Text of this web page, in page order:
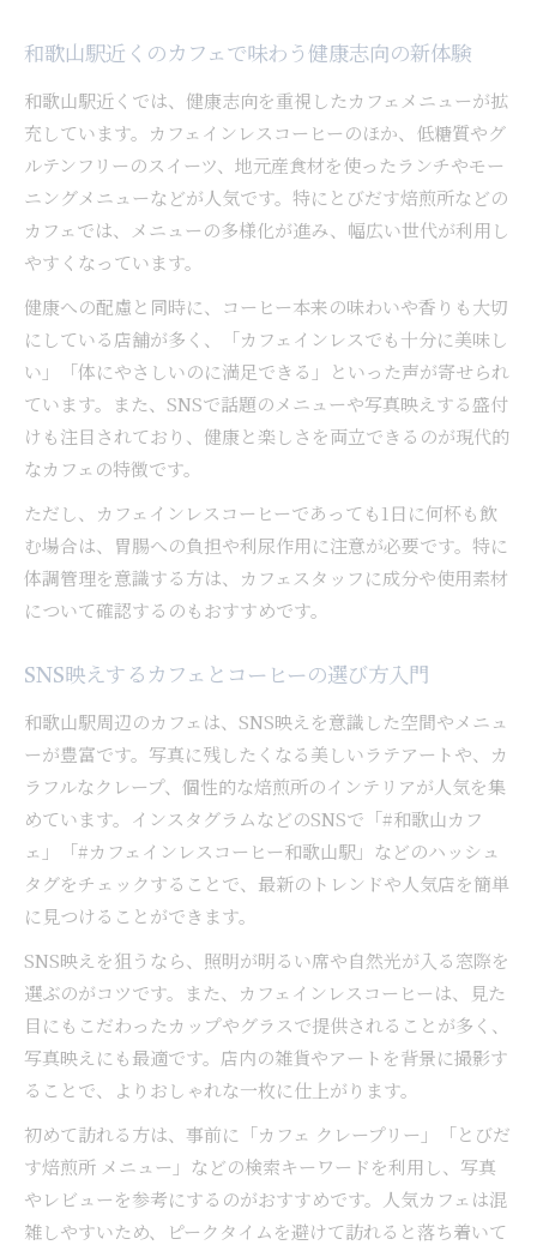
和歌山駅近くのカフェで味わう健康志向の新体験
和歌山駅近くでは、健康志向を重視したカフェメニューが拡
充しています。カフェインレスコーヒーのほか、低糖質やグ
ルテンフリーのスイーツ、地元産食材を使ったランチやモー
ニングメニューなどが人気です。特にとびだす焙煎所などの
カフェでは、メニューの多様化が進み、幅広い世代が利用し
やすくなっています。
健康への配慮と同時に、コーヒー本来の味わいや香りも大切
にしている店舗が多く、「カフェインレスでも十分に美味し
い」「体にやさしいのに満足できる」といった声が寄せられ
ています。また、SNSで話題のメニューや写真映えする盛付
けも注目されており、健康と楽しさを両立できるのが現代的
なカフェの特徴です。
ただし、カフェインレスコーヒーであっても1日に何杯も飲
む場合は、胃腸への負担や利尿作用に注意が必要です。特に
体調管理を意識する方は、カフェスタッフに成分や使用素材
について確認するのもおすすめです。
SNS映えするカフェとコーヒーの選び方入門
和歌山駅周辺のカフェは、SNS映えを意識した空間やメニュ
ーが豊富です。写真に残したくなる美しいラテアートや、カ
ラフルなクレープ、個性的な焙煎所のインテリアが人気を集
めています。インスタグラムなどのSNSで「#和歌山カフ
ェ」「#カフェインレスコーヒー和歌山駅」などのハッシュ
タグをチェックすることで、最新のトレンドや人気店を簡単
に見つけることができます。
SNS映えを狙うなら、照明が明るい席や自然光が入る窓際を
選ぶのがコツです。また、カフェインレスコーヒーは、見た
目にもこだわったカップやグラスで提供されることが多く、
写真映えにも最適です。店内の雑貨やアートを背景に撮影す
ることで、よりおしゃれな一枚に仕上がります。
初めて訪れる方は、事前に「カフェ クレープリー」「とびだ
す焙煎所 メニュー」などの検索キーワードを利用し、写真
やレビューを参考にするのがおすすめです。人気カフェは混
雑しやすいため、ピークタイムを避けて訪れると落ち着いて